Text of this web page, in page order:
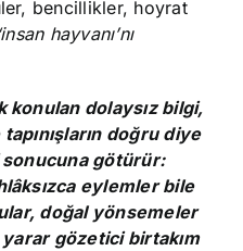
bencillikler, hoyrat
‘insan hayvanı’nı
konulan dolaysız bilgi,
doğru diye
götürür:
eylemler bile
doğal yönsemeler
gözetici birtakım